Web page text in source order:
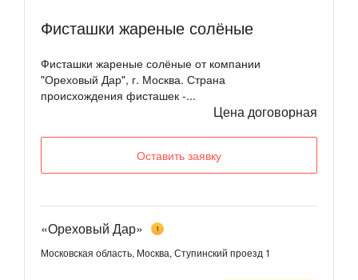
Фисташки жареные солёные
Фисташки жареные солёные от компании
"Ореховый Дар", г. Москва. Страна
происхождения фисташек -...
Цена договорная
Оставить заявку
«Ореховый Дар» 1
Московская область, Москва, Ступинский проезд 1